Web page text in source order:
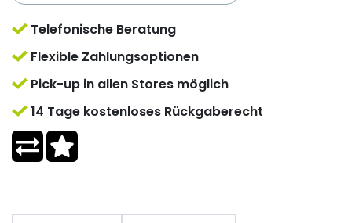
Telefonische Beratung
Flexible Zahlungsoptionen
Pick-up in allen Stores möglich
14 Tage kostenloses Rückgaberecht